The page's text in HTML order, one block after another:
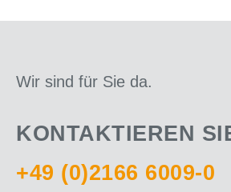
Wir sind für Sie da.
KONTAKTIEREN
+49 (0)2166 6009-0